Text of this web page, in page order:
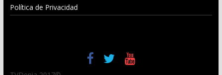
Política de Privacidad